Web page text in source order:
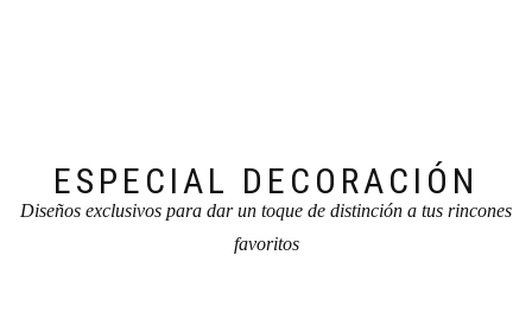
ESPECIAL DECORACIÓN
Diseños exclusivos para dar un toque de distinción a tus rincones
favoritos